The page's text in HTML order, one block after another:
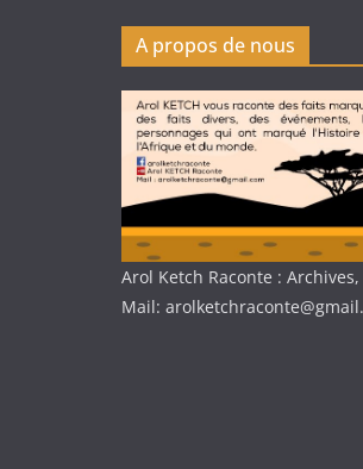
A propos de nous
Arol Ketch Raconte :
Mail: